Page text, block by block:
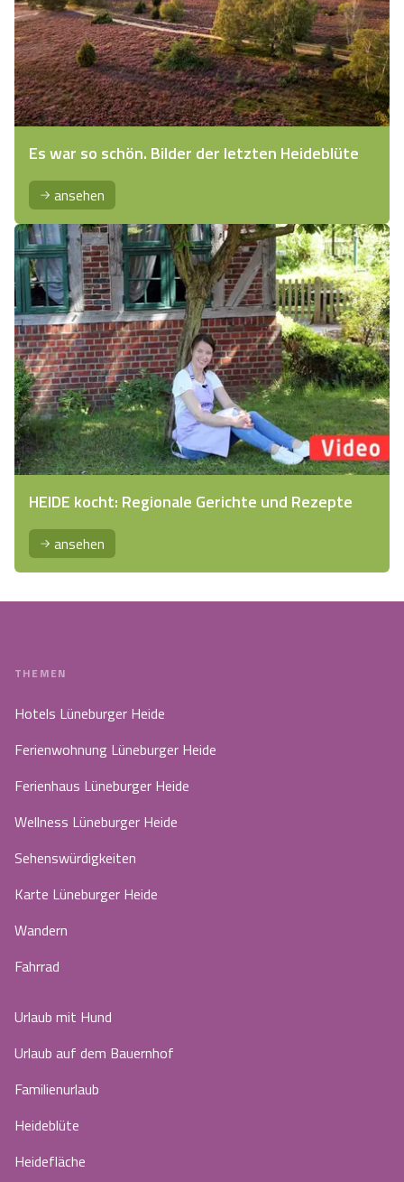
Es war so schön. Bilder der letzten Heideblüte
ansehen
HEIDE kocht: Regionale Gerichte und Rezepte
ansehen
THEMEN
Hotels Lüneburger Heide
Ferienwohnung Lüneburger Heide
Ferienhaus Lüneburger Heide
Wellness Lüneburger Heide
Sehenswürdigkeiten
Karte Lüneburger Heide
Wandern
Fahrrad
Urlaub mit Hund
Urlaub auf dem Bauernhof
Familienurlaub
Heideblüte
Heidefläche